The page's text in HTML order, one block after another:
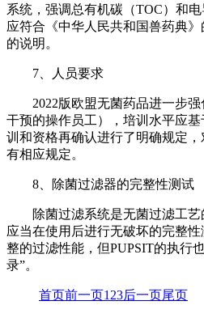
系统，强调总有机碳（TOC）和
应符合《中华人民共和国兽药典
的说明。
7、人员要求
2022版欧盟无菌药品进一步
干预的操作员工），培训水平应
训和资格再确认进行了明确规定
有相应规定。
8、除菌过滤器的完整性测试
除菌过滤系统是无菌过滤工
应当在使用后进行无破坏的完整
整的过滤性能，但PUPSIT的执行
录”。
首页前一页1 23后一页尾页